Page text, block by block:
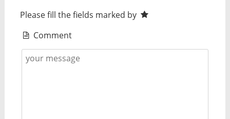
Please fill the fields marked by
Comment